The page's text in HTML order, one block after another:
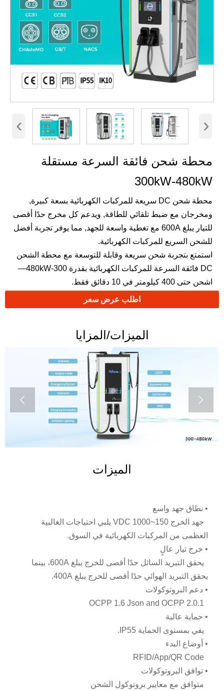
‹ ›
محطة شحن فائقة السرعة مستقلة
300kW-480kW
محطة شحن DC سريعة للمركبات الكهربائية بسعة كبيرة,
ومخرجان مع ضبط تلقائي للطاقة, ويدعم كل مخرج حدًا أقصى
للتيار يبلغ 600A مع تغطية واسعة للجهد, مما يوفر تجربة أفضل
للشحن السريع للمركبات الكهربائية.
استمتع بتجربة شحن سريعة وقابلة للتوسعة مع محطة الشحن
DC فائقة السرعة للمركبات الكهربائية بقدرة 300-480kW—
اشحن حتى 400 كيلومتر في 10 دقائق فقط.
اطلب عرض سعر
الميزات/المزايا
 
الميزات
• نطاق جهد واسع
جهد الخرج 150~1000 VDC يلبي احتياجات الغالبية
العظمى من المركبات الكهربائية في السوق.
• خرج تيار عالٍ
يحقق التبريد السائل حدًا أقصى للخرج يبلغ 600A، بينما
يحقق التبريد الهوائي حدًا أقصى للخرج يبلغ 400A.
• دعم البروتوكولات
• حماية عالية
يفي بمستوى الحماية IP55.
• أوضاع البدء
RFID/App/QR Code
•توافق البروتوكولات
متوافق مع معايير بروتوكول الشحن